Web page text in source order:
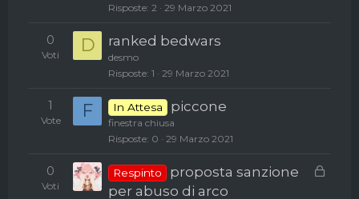
Risposte 2 29 Marzo 2021
0
Voti D ranked bedwars
desmo
Risposte 1 29 Marzo 2021
1
Vote F In Attesa piccone
finestra chiusa
Risposte 0 29 Marzo 2021
0
Voti
C
Respinto
proposta sanzione
per abuso di arco